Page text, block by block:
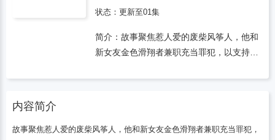
状态：更新至01集
简介：故事聚焦惹人爱的废柴风筝人，他和
新女友金色滑翔者兼职充当罪犯，以支持他
内容简介
故事聚焦惹人爱的废柴风筝人，他和新女友金色滑翔者兼职充当罪犯，